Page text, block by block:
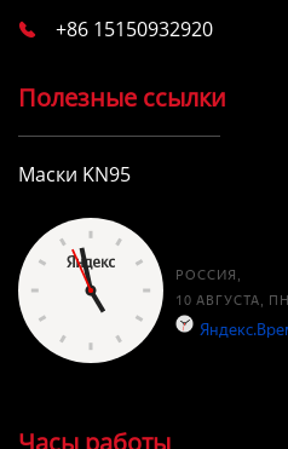
 +86 15150932920
Полезные ссылки
Маски KN95
Часы работы